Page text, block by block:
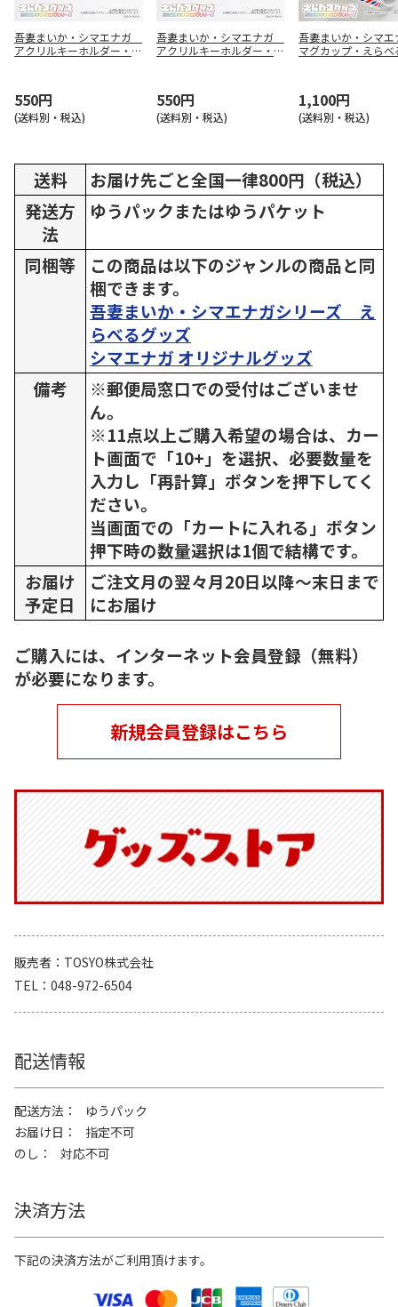
吾妻まいか・シマエナガ
アクリルキーホルダー・え
550円
(送料別・税込)
吾妻まいか・シマエナガ
アクリルキーホルダー・え
550円
(送料別・税込)
吾妻まいか・シマ
マグカップ・えらべ
1,100円
(送料別・税込)
送料
お届け先ごと全国一律800円（税込）
発送方
法
ゆうパックまたはゆうパケット
同梱等
この商品は以下のジャンルの商品と同
梱できます。
吾妻まいか・シマエナガシリーズ え
らべるグッズ
シマエナガ オリジナルグッズ
備考
※郵便局窓口での受付はございませ
ん。
※11点以上ご購入希望の場合は、カー
ト画面で「10+」を選択、必要数量を
入力し「再計算」ボタンを押下してく
ださい。
当画面での「カートに入れる」ボタン
押下時の数量選択は1個で結構です。
お届け
予定日
ご注文月の翌々月20日以降～末日まで
にお届け
ご購入には、インターネット会員登録（無料）
が必要になります。
新規会員登録はこちら
販売者
TOSYO株式会社
TEL
048-972-6504
配送情報
配送方法
ゆうパック
お届け日
指定不可
のし
対応不可
決済方法
下記の決済方法がご利用頂けます。